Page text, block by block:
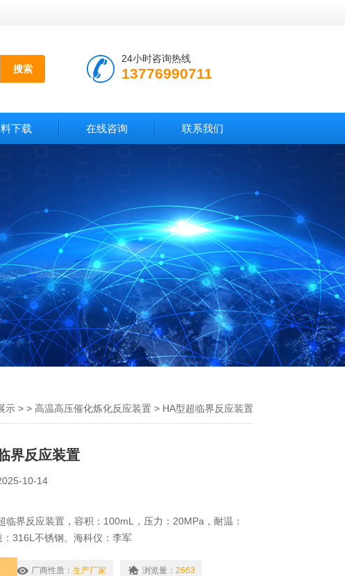
24小时咨询热线
13776990711
下载 在线咨询 联系我们
示 > > 高温高压催化炼化反应装置 > HA型超临界反应装置
界反应装置
10-14
临界反应装置，容积：100mL，压力：20MPa，耐温：
316L不锈钢。海科仪：李军
厂商性质： 生产厂家 浏览量： 2663